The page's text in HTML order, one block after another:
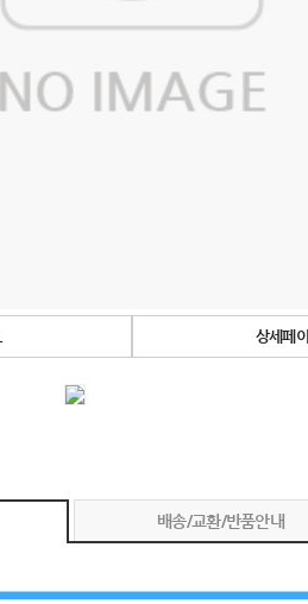
상세페
배송/교환/반품안내